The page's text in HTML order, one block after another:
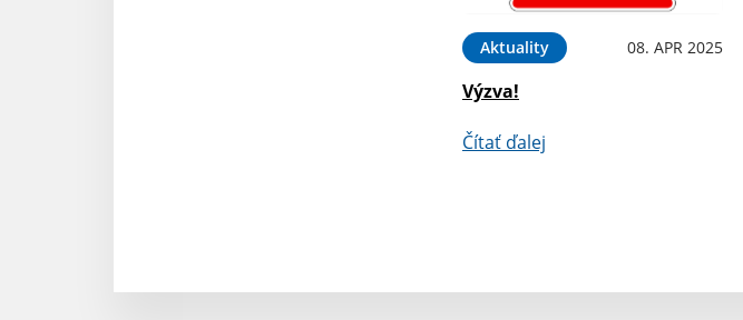
Aktuality 08. APR 2025
Výzva!
Čítať ďalej